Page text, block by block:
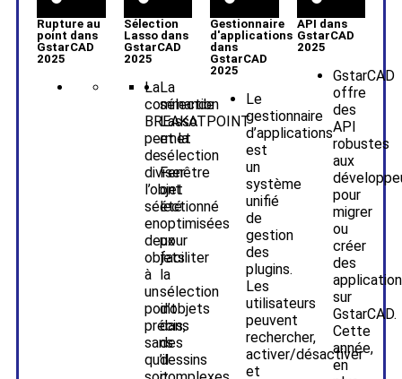
Rupture au
point dans
GstarCAD
2025
La
commande
BREAKATPOINT
permet
de
diviser
l’objet
sélectionné
en
deux
objets
à
un
point
précis,
sans
qu’il
Sélection
Lasso dans
GstarCAD
2025
La
sélection
Lasso
et la
sélection
Fenêtre
ont
été
optimisées
pour
faciliter
la
sélection
d’objets
dans
des
dessins
Gestionnaire
d'applications
dans
GstarCAD
2025
Le
gestionnaire
d’applications
est
un
système
unifié
de
gestion
des
plugins.
Les
utilisateurs
peuvent
rechercher,
activer/désactiver
et
API dans
GstarCAD
2025
GstarCAD
offre
des
API
robustes
aux
pour
migrer
ou
créer
des
sur
GstarCAD.
Cette
année,
en